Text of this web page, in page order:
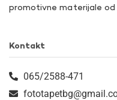
promotivne materijale
Kontakt
065/2588-471